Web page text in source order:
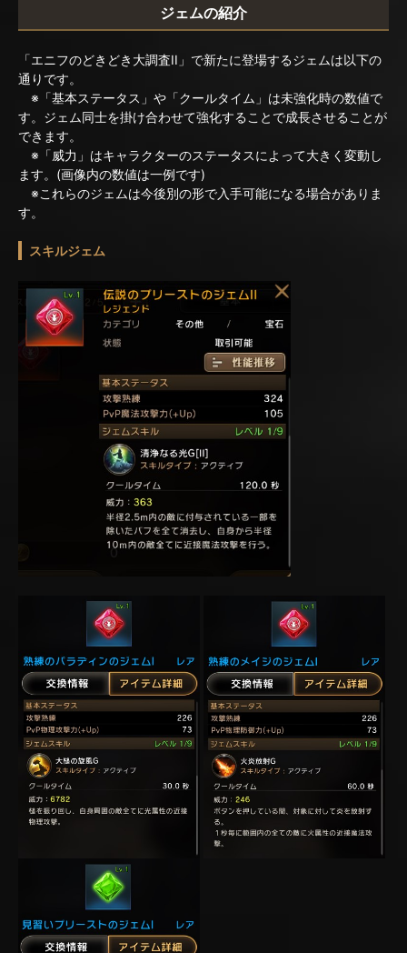
ジェムの紹介
「エニフのどきどき大調査II」で新たに登場するジェムは以下の
通りです。
※「基本ステータス」や「クールタイム」は未強化時の数値で
す。ジェム同士を掛け合わせて強化することで成長させることが
できます。
※「威力」はキャラクターのステータスによって大きく変動し
ます。(画像内の数値は一例です)
※これらのジェムは今後別の形で入手可能になる場合がありま
す。
スキルジェム